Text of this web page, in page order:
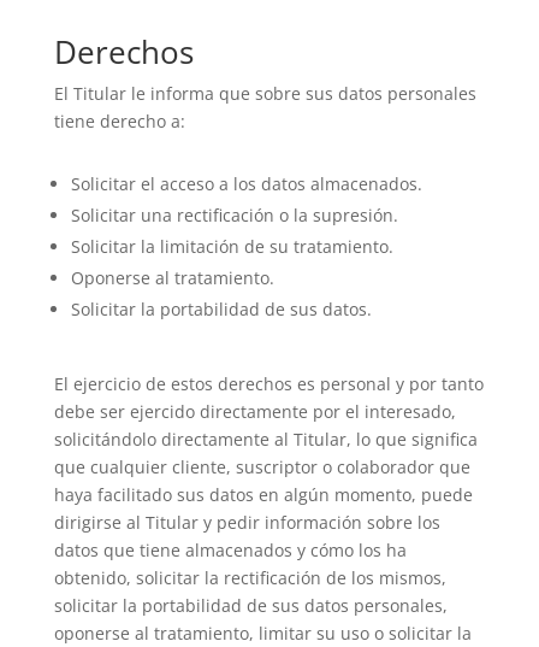
Derechos
El Titular le informa que sobre sus datos personales
tiene derecho a:
Solicitar el acceso a los datos almacenados.
Solicitar una rectificación o la supresión.
Solicitar la limitación de su tratamiento.
Oponerse al tratamiento.
Solicitar la portabilidad de sus datos.
El ejercicio de estos derechos es personal y por tanto
debe ser ejercido directamente por el interesado,
solicitándolo directamente al Titular, lo que significa
que cualquier cliente, suscriptor o colaborador que
haya facilitado sus datos en algún momento, puede
dirigirse al Titular y pedir información sobre los
datos que tiene almacenados y cómo los ha
obtenido, solicitar la rectificación de los mismos,
solicitar la portabilidad de sus datos personales,
oponerse al tratamiento, limitar su uso o solicitar la